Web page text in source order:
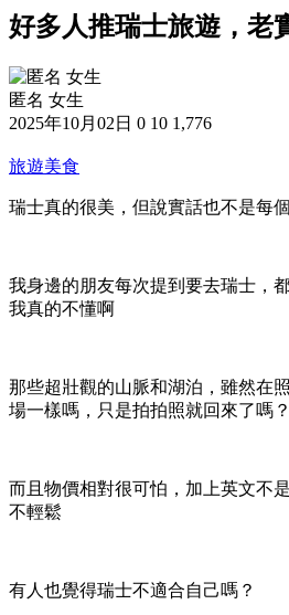
好多人推瑞士旅遊，老
匿名 女生
2025年10月02日 0 10 1,776
旅遊美食
瑞士真的很美，但說實話也不是每
我身邊的朋友每次提到要去瑞士，
我真的不懂啊
那些超壯觀的山脈和湖泊，雖然在
場一樣嗎，只是拍拍照就回來了嗎？
而且物價相對很可怕，加上英文不
不輕鬆
有人也覺得瑞士不適合自己嗎？